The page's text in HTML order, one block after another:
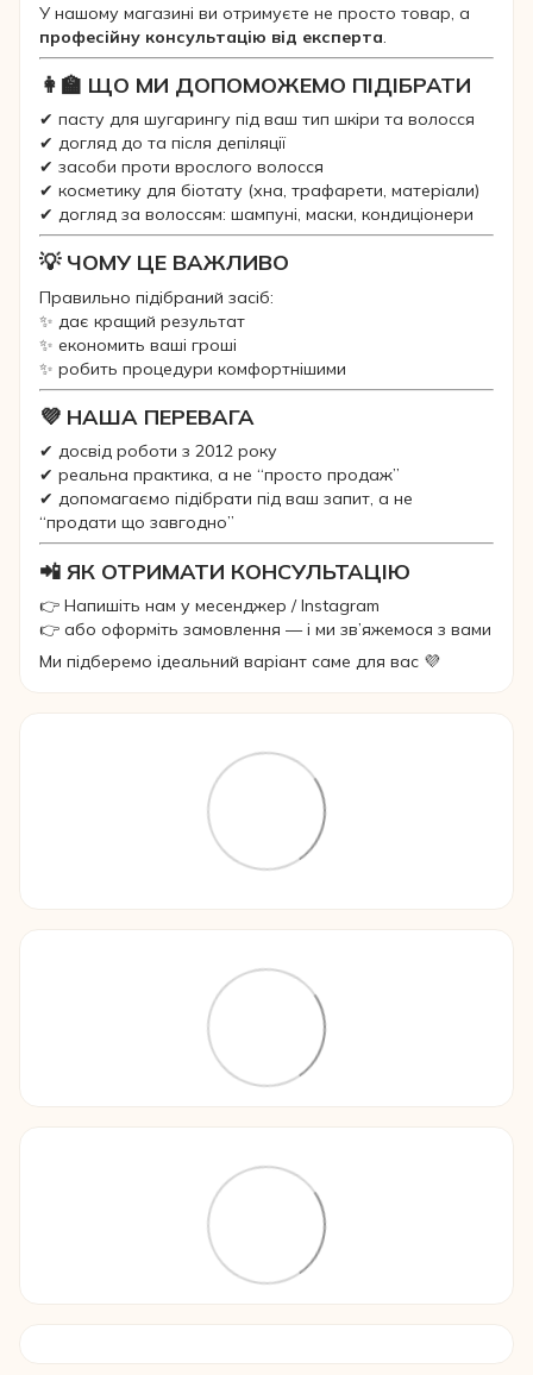
У нашому магазині ви отримуєте не просто товар, а
професійну консультацію від експерта.
👩‍🏫 ЩО МИ ДОПОМОЖЕМО ПІДІБРАТИ
✔ пасту для шугарингу під ваш тип шкіри та волосся
✔ догляд до та після депіляції
✔ засоби проти врослого волосся
✔ косметику для біотату (хна, трафарети, матеріали)
✔ догляд за волоссям: шампуні, маски, кондиціонери
💡 ЧОМУ ЦЕ ВАЖЛИВО
Правильно підібраний засіб:
✨ дає кращий результат
✨ економить ваші гроші
✨ робить процедури комфортнішими
💜 НАША ПЕРЕВАГА
✔ досвід роботи з 2012 року
✔ реальна практика, а не “просто продаж”
✔ допомагаємо підібрати під ваш запит, а не
“продати що завгодно”
📲 ЯК ОТРИМАТИ КОНСУЛЬТАЦІЮ
👉 Напишіть нам у месенджер / Instagram
👉 або оформіть замовлення — і ми зв’яжемося з вами
Ми підберемо ідеальний варіант саме для вас 💜